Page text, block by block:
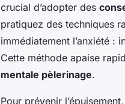
crucial d’adopter des
pratiquez des techniques
immédiatement l’anxiété :
Cette méthode apaise
mentale pèlerinage.
Pour prévenir